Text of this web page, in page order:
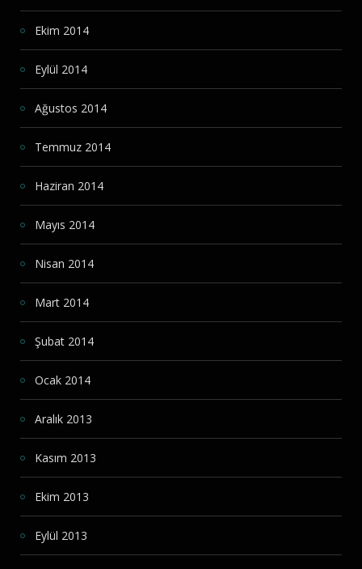
Ekim 2014
Eylül 2014
Ağustos 2014
Temmuz 2014
Haziran 2014
Mayıs 2014
Nisan 2014
Mart 2014
Şubat 2014
Ocak 2014
Aralık 2013
Kasım 2013
Ekim 2013
Eylül 2013